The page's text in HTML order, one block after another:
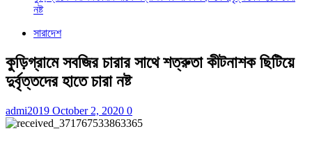
নষ্ট
সারাদেশ
কুড়িগ্রামে সবজির চারার সাথে শত্রুতা কীটনাশক ছিটিয়ে
দুর্বৃত্তদের হাতে চারা নষ্ট
admi2019 October 2, 2020 0